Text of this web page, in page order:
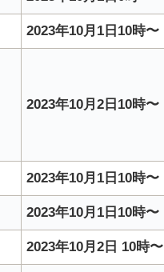
2023年10月1日10時〜
2023年10月2日10時〜
2023年10月1日10時〜
2023年10月1日10時〜
2023年10月2日 10時〜